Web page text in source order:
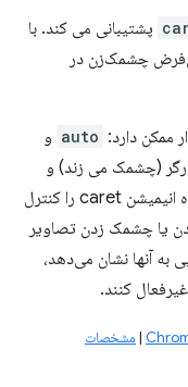
پشتیبانی می کند. با
چشمک‌زن در
ممکن دارد: auto و
(چشمک می زند) و
به این معنی است که توسعه دهنده انیمیشن caret را کنترل
یا چشمک زدن تصاویر
به آنها نشان می‌دهد،
کنند.
| مشخصات